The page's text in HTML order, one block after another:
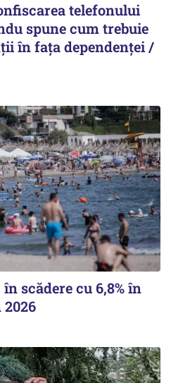
telefonului
spune cum trebuie
în fața dependenței /
scădere cu 6,8% în